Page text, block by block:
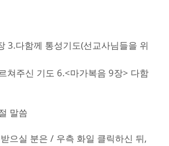
3.다함께 통성기도(선교사님들을 위
쳐주신 기도 6.<마가복음 9장> 다함
말씀
으실 분은 / 우측 화일 클릭하신 뒤,